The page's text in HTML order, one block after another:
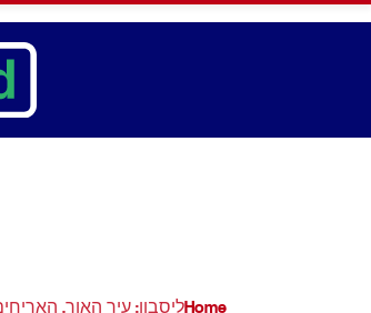
Homeליסבון: עיר האור,